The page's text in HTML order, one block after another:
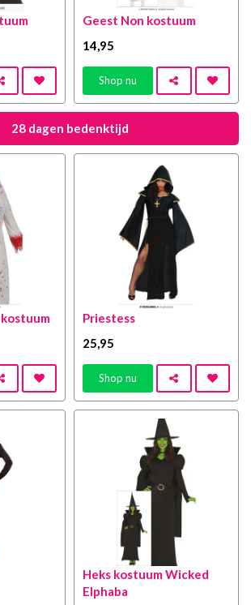
Geest Non kostuum
14,95
Shop nu
28 dagen bedenktijd
Priestess
25,95
Shop nu
Heks kostuum Wicked
Elphaba